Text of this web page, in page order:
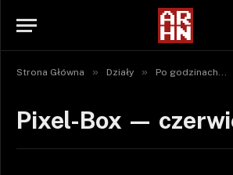
Strona Główna » Działy » Po godzinach...
Pixel-Box —